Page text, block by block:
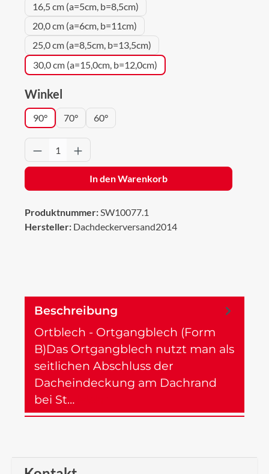
16,5 cm (a=5cm, b=8,5cm)
20,0 cm (a=6cm, b=11cm)
25,0 cm (a=8,5cm, b=13,5cm)
30,0 cm (a=15,0cm, b=12,0cm)
Winkel
90° 70° 60°
Produkt Anzahl: Gib den gewünschten
In den Warenkorb
Produktnummer:SW10077.1
Hersteller: Dachdeckerversand2014
Beschreibung
Ortblech - Ortgangblech (Form
B)Das Ortgangblech nutzt man als
seitlichen Abschluss der
Dacheindeckung am Dachrand
bei St…